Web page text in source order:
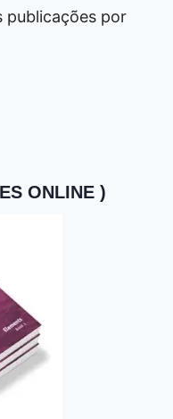
publicações por
ONLINE )